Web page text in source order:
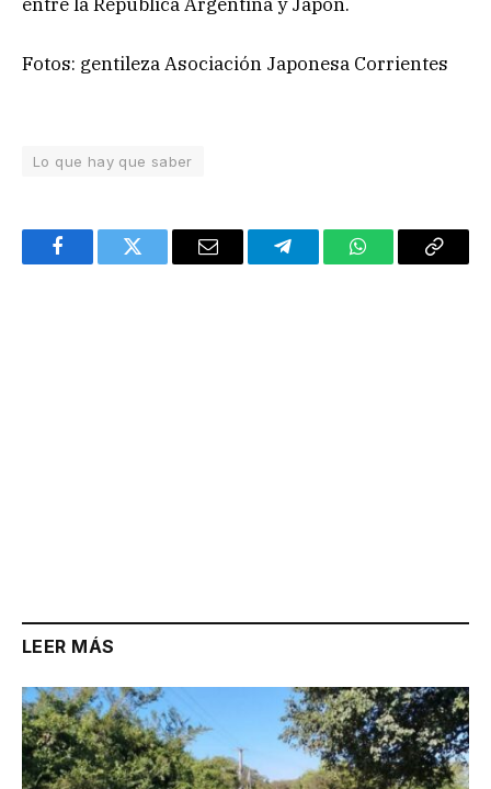
Fotos: gentileza Asociación Japonesa Corrientes
Lo que hay que saber
FacebookTwitter Email TelegramWhatsAppCopy
LEER MÁS